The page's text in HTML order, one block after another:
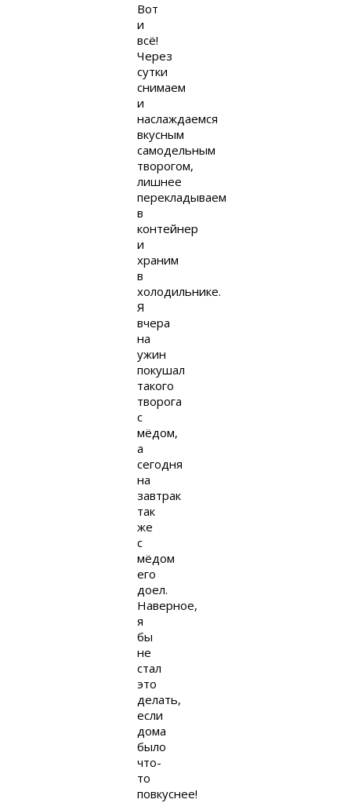
Вот
и
всё!
Через
сутки
снимаем
и
наслаждаемся
вкусным
самодельным
творогом,
лишнее
перекладываем
в
контейнер
и
храним
в
холодильнике.
Я
вчера
на
ужин
покушал
такого
творога
с
мёдом,
а
сегодня
на
завтрак
так
же
с
мёдом
его
доел.
Наверное,
я
бы
не
стал
это
делать,
если
дома
было
что-
то
повкуснее!